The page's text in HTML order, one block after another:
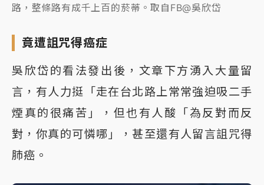
路，整條路有成千上百的菸蒂。取自FB@吳欣岱
竟遭詛咒得癌症
吳欣岱的看法發出後，文章下方湧入大量留
言，有人力挺「走在台北路上常常強迫吸二手
煙真的很痛苦」，但也有人酸「為反對而反
對，你真的可憐哪」，甚至還有人留言詛咒得
肺癌。